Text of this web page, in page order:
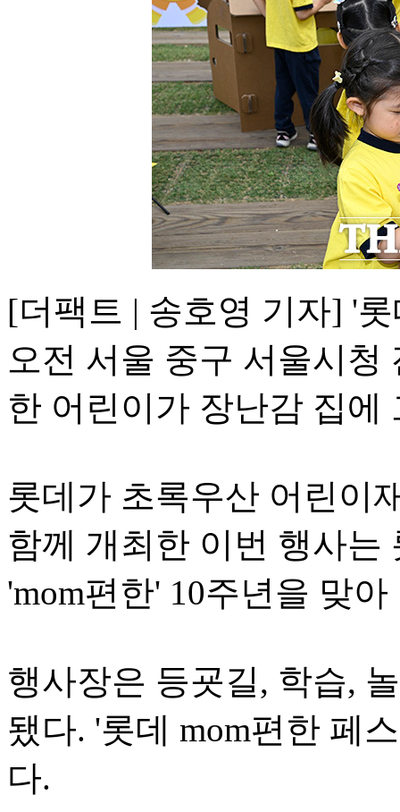
[더팩트 | 송호영 기자] '
오전 서울 중구 서울시청
한 어린이가 장난감 집에
롯데가 초록우산 어린이
함께 개최한 이번 행사는
'mom편한' 10주년을 맞
행사장은 등굣길, 학습,
됐다. '롯데 mom편한 페
다.